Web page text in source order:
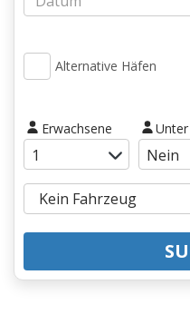
Alternative Häfen
Erwachsene